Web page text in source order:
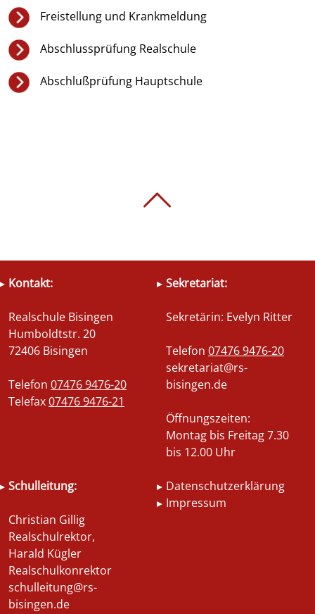
Freistellung und Krankmeldung
Abschlussprüfung Realschule
Abschlußprüfung Hauptschule
Kontakt:
Realschule Bisingen
Humboldtstr. 20
72406 Bisingen
Telefon 07476 9476-20
Telefax07476 9476-21
Sekretariat:
Sekretärin: Evelyn Ritter
Telefon 07476 9476-20
sekretariat@rs-
bisingen.de
Öffnungszeiten:
Montag bis Freitag 7.30
bis 12.00 Uhr
Schulleitung:
Christian Gillig
Realschulrektor,
Harald Kügler
Realschulkonrektor
schulleitung@rs-
bisingen.de
Datenschutzerklärung
Impressum